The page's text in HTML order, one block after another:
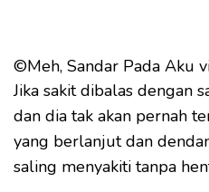
©Meh, Sandar Pada Aku
Jika sakit dibalas dengan
dan dia tak akan pernah
yang berlanjut dan
saling menyakiti tanpa